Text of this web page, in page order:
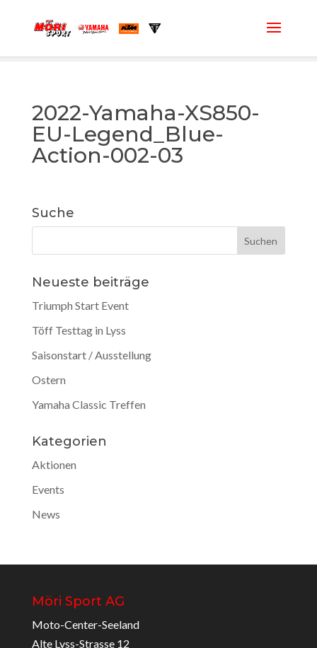
2022-Yamaha-XS850-
EU-Legend_Blue-
Action-002-03
Suche
Neueste beiträge
Triumph Start Event
Töff Testtag in Lyss
Saisonstart / Ausstellung
Ostern
Yamaha Classic Treffen
Kategorien
Aktionen
Events
News
Möri Sport AG
Moto-Center-Seeland
Alte Lyss-Strasse 12